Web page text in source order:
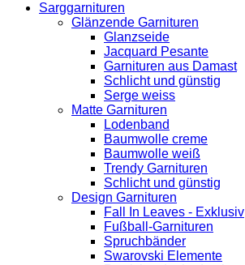
Sarggarnituren
Glänzende Garnituren
Glanzseide
Jacquard Pesante
Garnituren aus Damast
Schlicht und günstig
Serge weiss
Matte Garnituren
Lodenband
Baumwolle creme
Baumwolle weiß
Trendy Garnituren
Schlicht und günstig
Design Garnituren
Fall In Leaves - Exklusiv
Fußball-Garnituren
Spruchbänder
Swarovski Elemente